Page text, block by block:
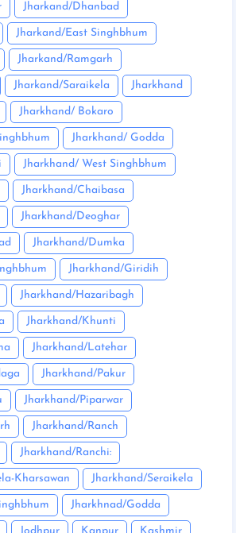
Jharkand/Dhanbad
Jharkand/East Singhbhum
Jharkand/Ramgarh
Jharkand/Saraikela Jharkhand
Jharkhand/ Bokaro
Jharkhand/ Godda
Jharkhand/ West Singhbhum
Jharkhand/Chaibasa
Jharkhand/Deoghar
Jharkhand/Dumka
Jharkhand/Giridih
Jharkhand/Hazaribagh
Jharkhand/Khunti
Jharkhand/Latehar
Jharkhand/Pakur
Jharkhand/Piparwar
Jharkhand/Ranch
Jharkhand/Ranchi:
Kharsawan Jharkhand/Seraikela
Jharkhnad/Godda